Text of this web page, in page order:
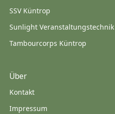
SSV Küntrop
Sunlight Veranstaltungstechnik
Tambourcorps Küntrop
Über
Kontakt
Impressum